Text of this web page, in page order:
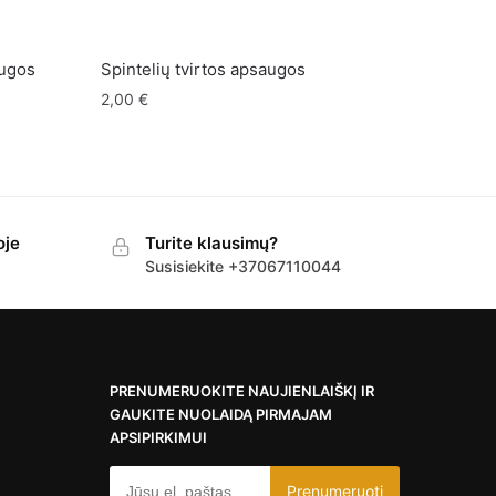
Spintelių tvirtos apsaugos
2,00 €
Turite klausimų?
Susisiekite +37067110044
PRENUMERUOKITE NAUJIENLAIŠKĮ IR
GAUKITE NUOLAIDĄ PIRMAJAM
APSIPIRKIMUI